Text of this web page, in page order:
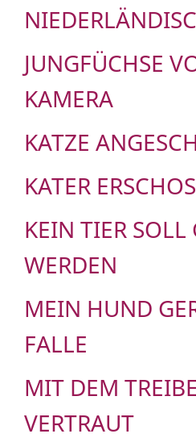
JUNGFÜCHSE
KAMERA
KATZE
KATER
KEIN TIER SOLL
WERDEN
MEIN HUND
FALLE
MIT DEM
VERTRAUT